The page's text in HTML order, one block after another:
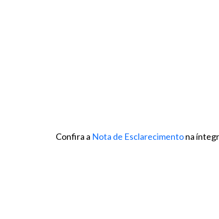
Confira a Nota de Esclarecimentona